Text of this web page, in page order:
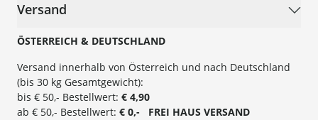
Versand
ÖSTERREICH & DEUTSCHLAND
Versand innerhalb von Österreich und nach Deutschland
(bis 30 kg Gesamtgewicht):
bis € 50,- Bestellwert: € 4,90
ab € 50,- Bestellwert: € 0,- FREI HAUS VERSAND